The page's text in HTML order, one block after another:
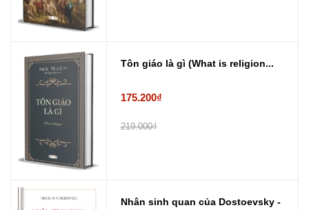
Tôn giáo là gì (What is religion...
175.200₫
219.000₫
Nhân sinh quan của Dostoevsky -